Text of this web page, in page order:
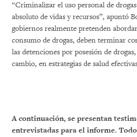
“Criminalizar el uso personal de
absoluto de vidas y recursos”, apuntó
gobiernos realmente pretenden
consumo de drogas, deben terminar
las detenciones por posesión de
cambio, en estrategias de salud
A continuación, se presentan
entrevistadas para el informe.